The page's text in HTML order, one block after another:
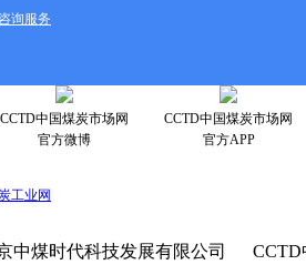
咨询服务
CCTD中国煤炭市场网
官方微博
CCTD中国煤炭市场网
官方APP
工业网
中煤时代科技发展有限公司